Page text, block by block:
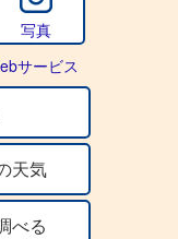
写真
サービス
天気
べる